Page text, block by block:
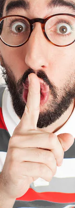
Mais de 1 milhão de
empresas,
Freepik Company S.L.U.